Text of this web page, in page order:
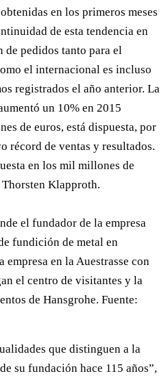
en los primeros meses
de esta tendencia en
de pedidos tanto para el
el internacional es incluso
registrados el año anterior. La
un 10% en 2015
de euros, está dispuesta, por
récord de ventas y resultados.
en los mil millones de
Klapproth.
el fundador de la empresa
fundición de metal en
en la Auestrasse con
el centro de visitantes y la
de Hansgrohe. Fuente:
que distinguen a la
su fundación hace 115 años”,